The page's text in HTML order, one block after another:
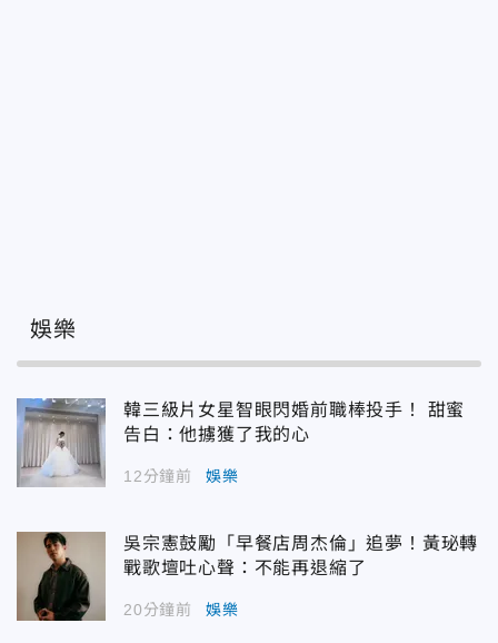
娛樂
韓三級片女星智眼閃婚前職棒投手！ 甜蜜
告白：他擄獲了我的心
12分鐘前 娛樂
吳宗憲鼓勵「早餐店周杰倫」追夢！黃珌轉
戰歌壇吐心聲：不能再退縮了
20分鐘前 娛樂